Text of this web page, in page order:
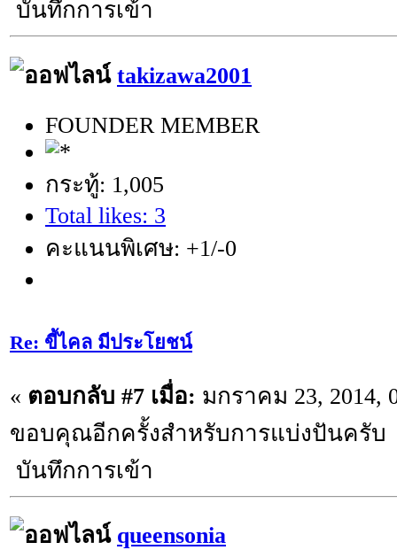
บันทึกการเข้า
takizawa2001
FOUNDER MEMBER
กระทู้: 1,005
Total likes: 3
คะแนนพิเศษ: +1/-0
Re: ขี้ไคล มีประโยชน์
« ตอบกลับ #7 เมื่อ: มกราคม 23, 2014,
ขอบคุณอีกครั้งสำหรับการแบ่งปันครับ
บันทึกการเข้า
queensonia